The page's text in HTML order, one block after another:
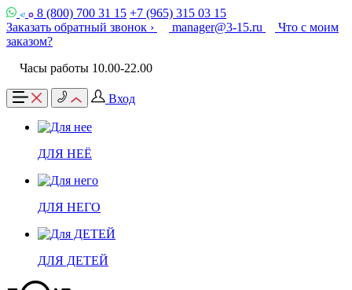
8 (800) 700 31 15 +7 (965) 315 03 15
Заказать обратный звонок ›
manager@3-15.ru
Что с моим
заказом?
Часы работы 10.00-22.00
Вход
ДЛЯ НЕЁ
ДЛЯ НЕГО
ДЛЯ ДЕТЕЙ